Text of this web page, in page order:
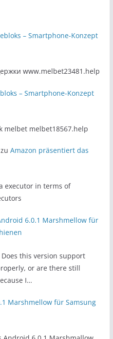
– Smartphone-Konzept
www.melbet23481.help
– Smartphone-Konzept
melbet melbet18567.help
zuAmazon präsentiert das
executor in terms of
6.0.1 Marshmellow für
this version support
or are there still
I…
Marshmellow für Samsung